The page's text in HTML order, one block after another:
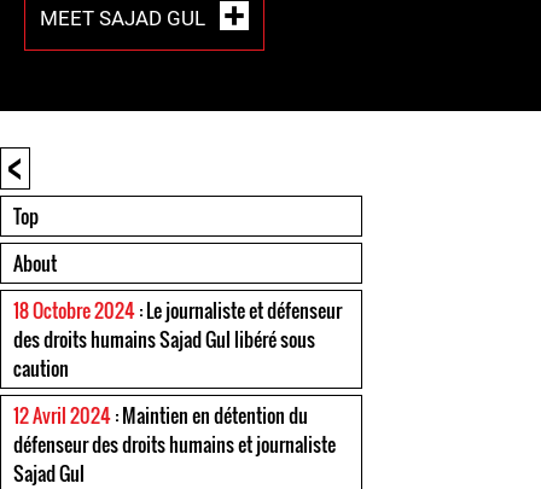
MEET SAJAD GUL
<
Top
About
18 Octobre 2024: Le journaliste et défenseur
des droits humains Sajad Gul libéré sous
caution
12 Avril 2024: Maintien en détention du
défenseur des droits humains et journaliste
Sajad Gul